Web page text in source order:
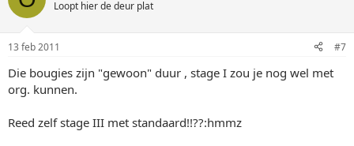
Loopt hier de deur plat
13 feb 2011 #7
Die bougies zijn "gewoon" duur , stage I zou je nog wel met
org. kunnen.
Reed zelf stage III met standaard!!??:hmmz